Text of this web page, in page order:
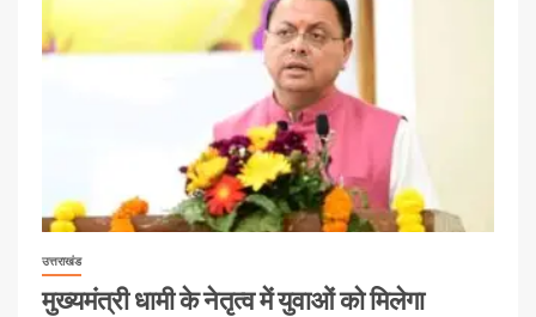
उत्तराखंड
मुख्यमंत्री धामी के नेतृत्व में युवाओं को मिलेगा